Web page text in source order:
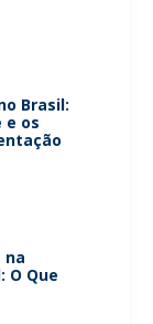
Brasil:
e os
na
O Que